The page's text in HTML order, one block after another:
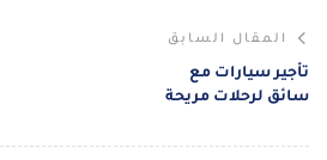
المقال السابق
تأجير سيارات مع
سائق لرحلات مريحة